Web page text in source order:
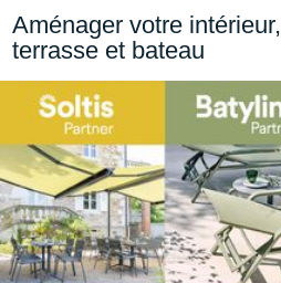
Aménager votre intérieur,
terrasse et bateau